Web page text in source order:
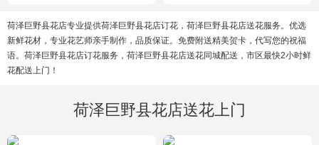
荷泽巨野县花店专业提供荷泽巨野县花店订花，荷泽巨野县花店送花服务。优选
新鲜花材，专业花艺师亲手制作，品质保证。免费附送精美贺卡，代写您的祝福
语。荷泽巨野县花店订花服务，荷泽巨野县花店送花同城配送，市区最快2小时鲜
花配送上门！
荷泽巨野县花店送花上门